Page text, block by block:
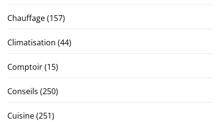
Chauffage(157)
Climatisation (44)
Comptoir(15)
Conseils (250)
Cuisine(251)